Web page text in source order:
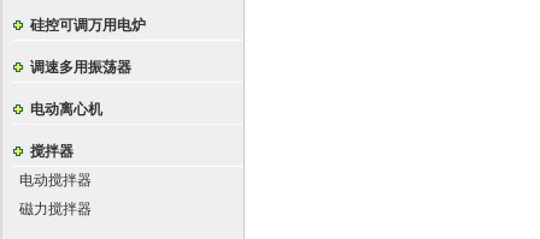
硅控可调万用电炉
调速多用振荡器
电动离心机
搅拌器
电动搅拌器
磁力搅拌器